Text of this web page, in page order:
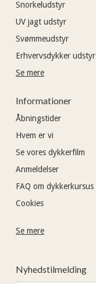
Snorkeludstyr
UV jagt udstyr
Svømmeudstyr
Erhvervsdykker udstyr
Se mere
Informationer
Åbningstider
Hvem er vi
Se vores dykkerfilm
Anmeldelser
FAQ om dykkerkursus
Cookies
Se mere
Nyhedstilmelding